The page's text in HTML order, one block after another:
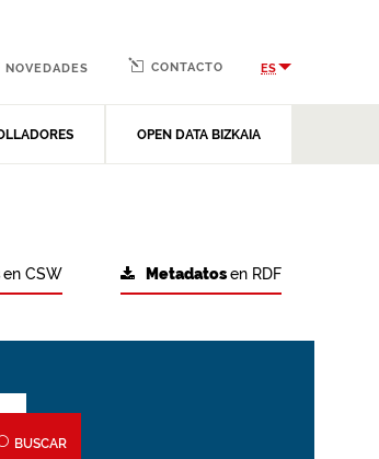
OPEN DATA BIZKAIA
NOVEDADES CONTACTO ES
Metadatosen RDF
en CSW
BUSCAR